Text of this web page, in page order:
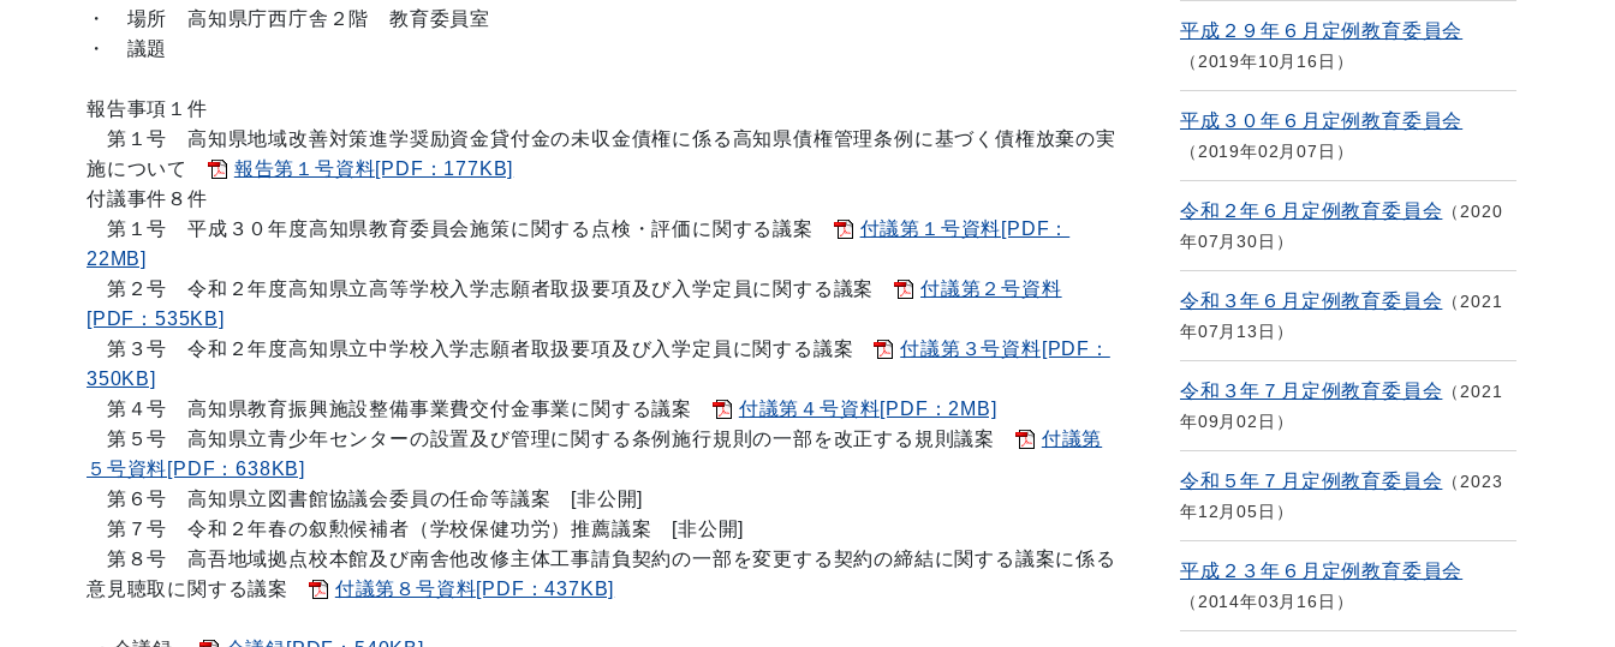
・ 場所 高知県庁西庁舎２階 教育委員室
・ 議題
報告事項１件
第１号 高知県地域改善対策進学奨励資金貸付金の未収金債権に係る高知県債権管理条例に基づく債権放棄の実
施について
報告第１号資料[PDF：177KB]
付議事件８件
第１号 平成３０年度高知県教育委員会施策に関する点検・評価に関する議案
付議第１号資料[PDF：
22MB]
第２号 令和２年度高知県立高等学校入学志願者取扱要項及び入学定員に関する議案
付議第２号資料
[PDF：535KB]
第３号 令和２年度高知県立中学校入学志願者取扱要項及び入学定員に関する議案
付議第３号資料[PDF：
350KB]
第４号 高知県教育振興施設整備事業費交付金事業に関する議案
付議第４号資料[PDF：2MB]
第５号 高知県立青少年センターの設置及び管理に関する条例施行規則の一部を改正する規則議案
付議第
５号資料[PDF：638KB]
第６号 高知県立図書館協議会委員の任命等議案 [非公開]
第７号 令和２年春の叙勲候補者（学校保健功労）推薦議案 [非公開]
第８号 高吾地域拠点校本館及び南舎他改修主体工事請負契約の一部を変更する契約の締結に関する議案に係る
意見聴取に関する議案
付議第８号資料[PDF：437KB]
平成２９年６月定例教育委員会
2019年10月16日
平成３０年６月定例教育委員会
2019年02月07日
令和２年６月定例教育委員会
2020
年07月30日
令和３年６月定例教育委員会
2021
年07月13日
令和３年７月定例教育委員会
2021
年09月02日
令和５年７月定例教育委員会
2023
年12月05日
平成２３年６月定例教育委員会
2014年03月16日